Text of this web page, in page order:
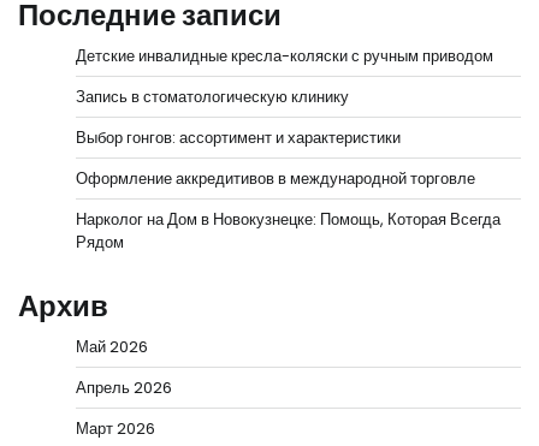
Последние записи
Детские инвалидные кресла-коляски с ручным приводом
Запись в стоматологическую клинику
Выбор гонгов: ассортимент и характеристики
Оформление аккредитивов в международной торговле
Нарколог на Дом в Новокузнецке: Помощь, Которая Всегда
Рядом
Архив
Май 2026
Апрель 2026
Март 2026